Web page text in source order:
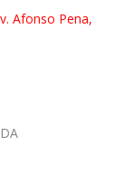
Afonso Pena,